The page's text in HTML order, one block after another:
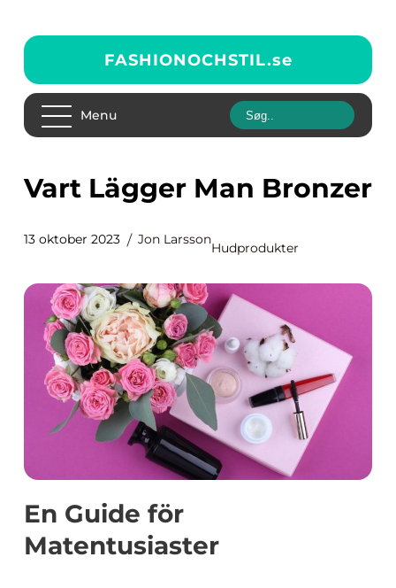
FASHIONOCHSTIL.se
Menu
Vart Lägger Man Bronzer
13 oktober 2023 Jon Larsson
Hudprodukter
En Guide för
Matentusiaster